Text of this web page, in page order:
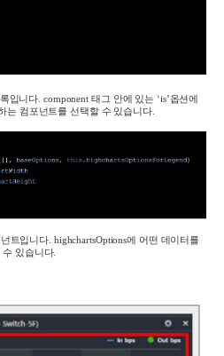
입니다. component 태그 안에 있는 ‘is’옵션에
는 컴포넌트를 선택할 수 있습니다.
트입니다. highchartsOptions에 어떤 데이터를
있습니다.